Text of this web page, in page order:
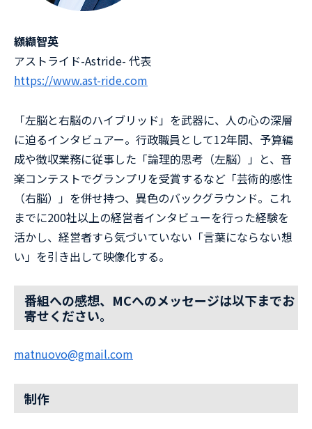
纐纈智英
アストライド-Astride- 代表
https://www.ast-ride.com⁠
「左脳と右脳のハイブリッド」を武器に、人の心の深層
に迫るインタビュアー。行政職員として12年間、予算編
成や徴収業務に従事した「論理的思考（左脳）」と、音
楽コンテストでグランプリを受賞するなど「芸術的感性
（右脳）」を併せ持つ、異色のバックグラウンド。これ
までに200社以上の経営者インタビューを行った経験を
活かし、経営者すら気づいていない「言葉にならない想
い」を引き出して映像化する。
番組への感想、MCへのメッセージは以下までお
寄せください。
matnuovo@gmail.com
制作